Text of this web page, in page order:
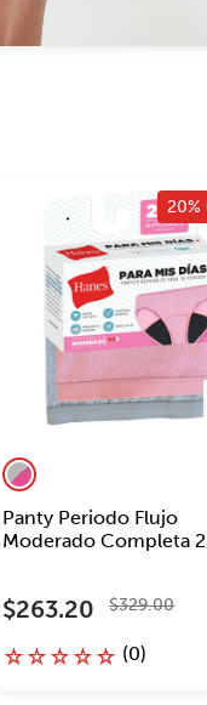
20%
Panty Periodo Flujo
Moderado Completa 2
$263.20 $329.00
☆☆☆☆☆ (0)